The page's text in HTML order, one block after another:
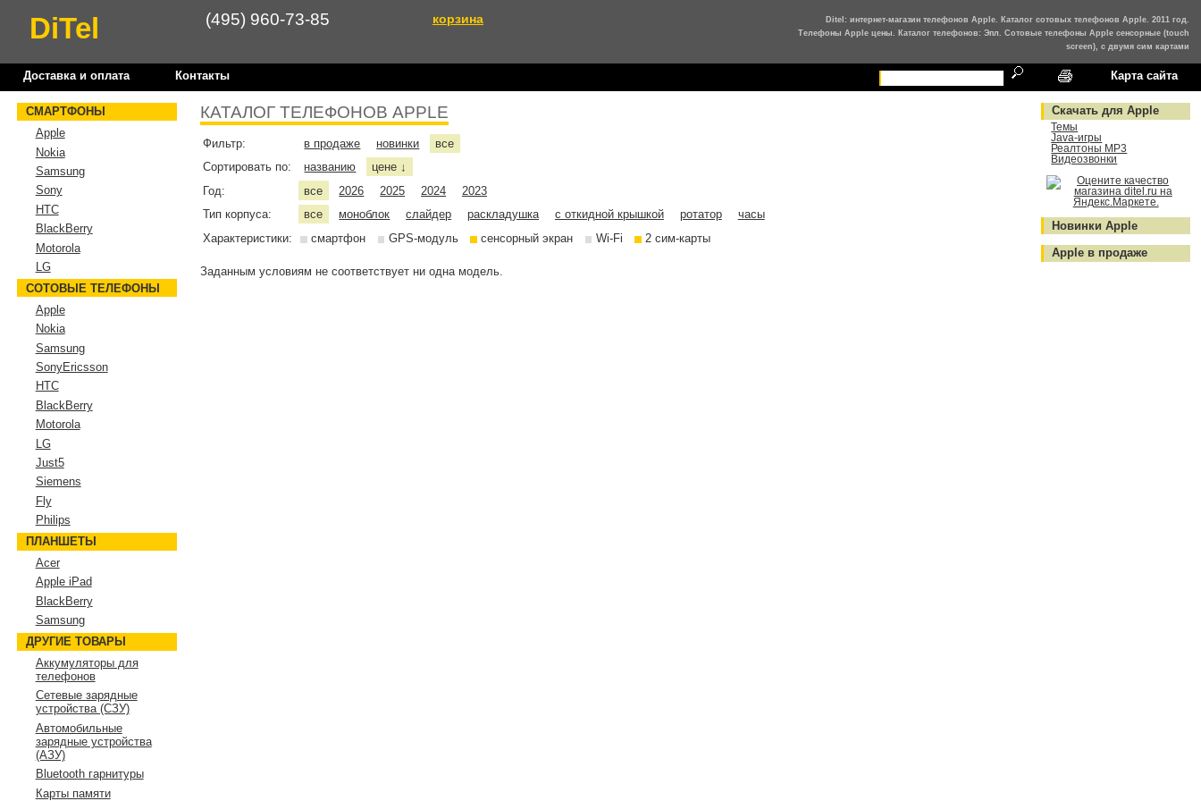
Ditel: интернет-магазин телефонов Apple. Каталог сотовых телефонов Apple. 2011 год.
Телефоны Apple цены. Каталог телефонов: Эпл. Сотовые телефоны Apple сенсорные (touch
screen), с двумя сим картами
DiTel (495) 960-73-85 корзина
Доставка и оплата Контакты Карта сайта
КАТАЛОГ ТЕЛЕФОНОВ APPLE
Фильтр: в продаже новинки
все
Сортировать по:
названию цене ↓
Год: все 2026 2025 2024
2023
Тип корпуса:
все моноблок слайдер раскладушка с откидной крышкой ротатор
часы
Характеристики:
смартфон GPS-модуль сенсорный экран Wi-Fi 2 сим-карты
Заданным условиям не соответствует ни одна модель.
Скачать для Apple
Темы
Java-игры
Реалтоны MP3
Видеозвонки
Новинки Apple
Apple в продаже
СМАРТФОНЫ
Apple
Nokia
Samsung
Sony
HTC
BlackBerry
Motorola
LG
СОТОВЫЕ ТЕЛЕФОНЫ
Apple
Nokia
Samsung
SonyEricsson
HTC
BlackBerry
Motorola
LG
Just5
Siemens
Fly
Philips
ПЛАНШЕТЫ
Acer
Apple iPad
BlackBerry
Samsung
ДРУГИЕ ТОВАРЫ
Аккумуляторы для
телефонов
Сетевые зарядные
устройства (СЗУ)
Автомобильные
зарядные устройства
(АЗУ)
Bluetooth гарнитуры
Карты памяти